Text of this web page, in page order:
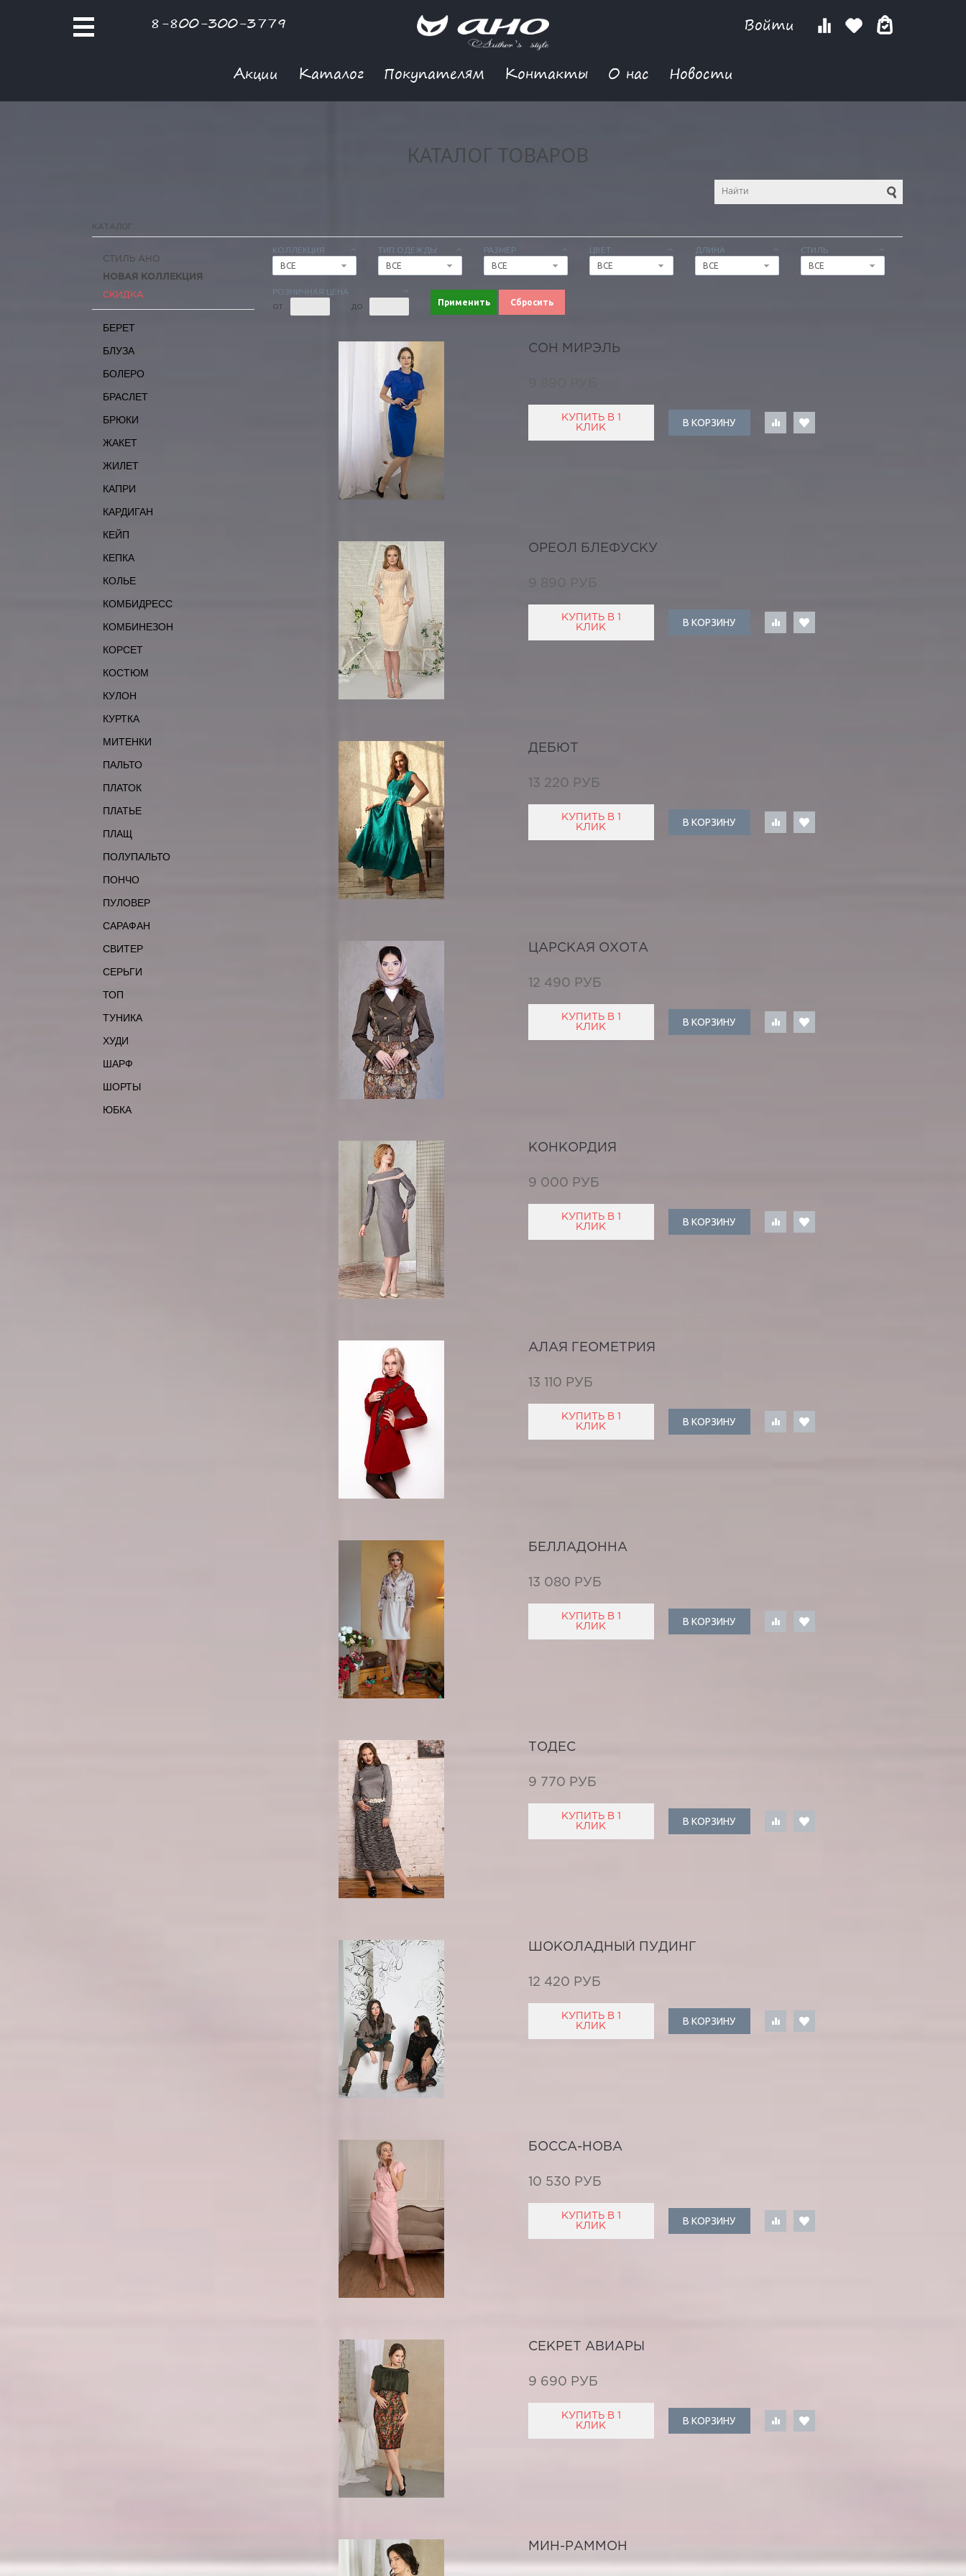
8-800-300-3779 Войти
Акции Каталог Покупателям Контакты О нас Новости
КАТАЛОГ ТОВАРОВ
КАТАЛОГ
КОЛЛЕКЦИЯ
ВСЕ
ТИП ОДЕЖДЫ
ВСЕ
РАЗМЕР
ВСЕ
ЦВЕТ
ВСЕ
ДЛИНА
ВСЕ
СТИЛЬ
ВСЕ
РОЗНИЧНАЯ ЦЕНА
ОТ ДО Применить Сбросить
СТИЛЬ АНО
НОВАЯ КОЛЛЕКЦИЯ
СКИДКА
БЕРЕТ
БЛУЗА
БОЛЕРО
БРАСЛЕТ
БРЮКИ
ЖАКЕТ
ЖИЛЕТ
КАПРИ
КАРДИГАН
КЕЙП
КЕПКА
КОЛЬЕ
КОМБИДРЕСС
КОМБИНЕЗОН
КОРСЕТ
КОСТЮМ
КУЛОН
КУРТКА
МИТЕНКИ
ПАЛЬТО
ПЛАТОК
ПЛАТЬЕ
ПЛАЩ
ПОЛУПАЛЬТО
ПОНЧО
ПУЛОВЕР
САРАФАН
СВИТЕР
СЕРЬГИ
ТОП
ТУНИКА
ХУДИ
ШАРФ
ШОРТЫ
ЮБКА
СОН МИРЭЛЬ
КУПИТЬ В 1
КЛИК
В КОРЗИНУ
ОРЕОЛ БЛЕФУСКУ
9 890 РУБ
КУПИТЬ В 1
КЛИК
В КОРЗИНУ
ДЕБЮТ
13 220 РУБ
КУПИТЬ В 1
КЛИК
В КОРЗИНУ
ЦАРСКАЯ ОХОТА
12 490 РУБ
КУПИТЬ В 1
КЛИК
В КОРЗИНУ
КОНКОРДИЯ
9 000 РУБ
КУПИТЬ В 1
КЛИК
В КОРЗИНУ
АЛАЯ ГЕОМЕТРИЯ
13 110 РУБ
КУПИТЬ В 1
КЛИК
В КОРЗИНУ
БЕЛЛАДОННА
13 080 РУБ
КУПИТЬ В 1
КЛИК
В КОРЗИНУ
ТОДЕС
9 770 РУБ
КУПИТЬ В 1
КЛИК
В КОРЗИНУ
ШОКОЛАДНЫЙ ПУДИНГ
12 420 РУБ
КУПИТЬ В 1
КЛИК
В КОРЗИНУ
БОССА-НОВА
10 530 РУБ
КУПИТЬ В 1
КЛИК
В КОРЗИНУ
СЕКРЕТ АВИАРЫ
9 690 РУБ
КУПИТЬ В 1
КЛИК
В КОРЗИНУ
МИН-РАММОН